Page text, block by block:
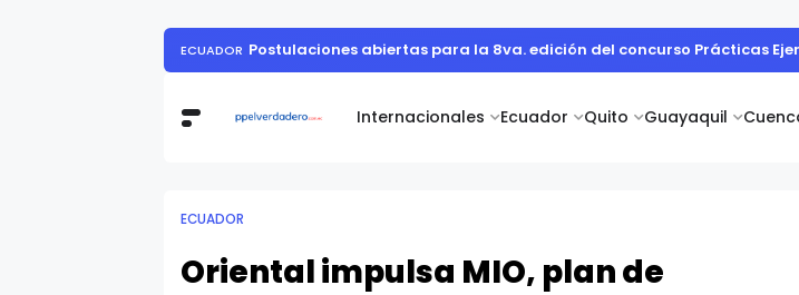
Internacionales Ecuador Quito Guayaquil
DÍA MUNDIAL DE LA HEPATITIS: Día Mundial de la Hepatitis: prevención, diagnóstico
ECUADOR
Oriental impulsa MIO, plan de